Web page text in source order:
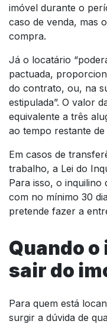
imóvel durante o
caso de venda, mas
compra.
Já o locatário
pactuada,
do contrato, ou, na
estipulada”. O valor
equivalente a três
ao tempo restante
Em casos de
trabalho, a Lei do
Para isso, o
com no mínimo 30
pretende fazer a
Quando
sair do
Para quem está
surgir a dúvida de